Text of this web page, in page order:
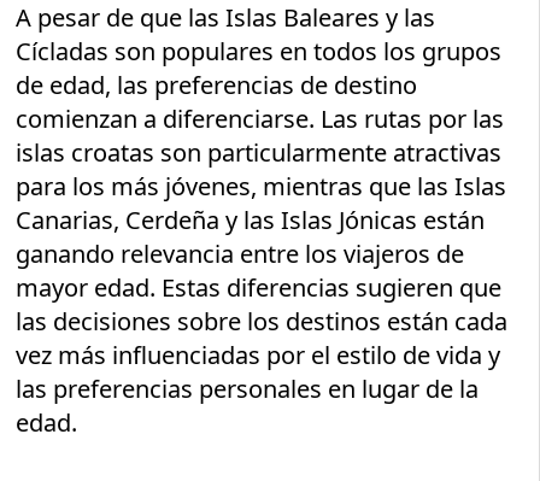
A pesar de que las Islas Baleares y las
Cícladas son populares en todos los grupos
de edad, las preferencias de destino
comienzan a diferenciarse. Las rutas por las
islas croatas son particularmente atractivas
para los más jóvenes, mientras que las Islas
Canarias, Cerdeña y las Islas Jónicas están
ganando relevancia entre los viajeros de
mayor edad. Estas diferencias sugieren que
las decisiones sobre los destinos están cada
vez más influenciadas por el estilo de vida y
las preferencias personales en lugar de la
edad.